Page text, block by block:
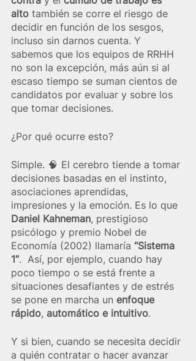
alto también se corre el riesgo de
decidir en función de los sesgos,
incluso sin darnos cuenta. Y
sabemos que los equipos de RRHH
no son la excepción, más aún si al
escaso tiempo se suman cientos de
candidatos por evaluar y sobre los
que tomar decisiones.
¿Por qué ocurre esto?
Simple. 🧠  El cerebro tiende a tomar
decisiones basadas en el instinto,
asociaciones aprendidas,
impresiones y la emoción. Es lo que
Daniel Kahneman, prestigioso
psicólogo y premio Nobel de
Economía (2002) llamaría “Sistema
1”.  Así, por ejemplo, cuando hay
poco tiempo o se está frente a
situaciones desafiantes y de estrés
se pone en marcha un enfoque
rápido, automático e intuitivo.
Y si bien, cuando se necesita decidir
a quién contratar o hacer avanzar